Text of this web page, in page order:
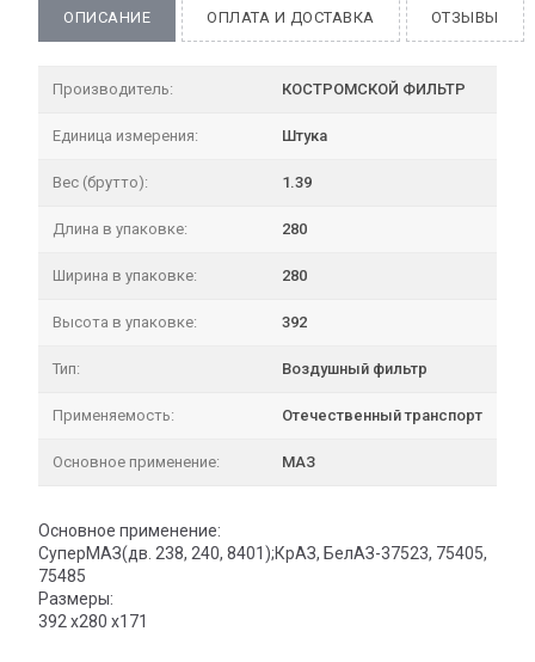
ОПИСАНИЕ ОПЛАТА И ДОСТАВКА ОТЗЫВЫ
Производитель: КОСТРОМСКОЙ ФИЛЬТР
Единица измерения: Штука
Вес (брутто): 1.39
Длина в упаковке: 280
Ширина в упаковке: 280
Высота в упаковке: 392
Тип: Воздушный фильтр
Применяемость: Отечественный транспорт
Основное применение: МАЗ
Основное применение:
СуперМАЗ(дв. 238, 240, 8401);КрАЗ, БелАЗ-37523, 75405,
75485
Размеры:
392 х280 х171